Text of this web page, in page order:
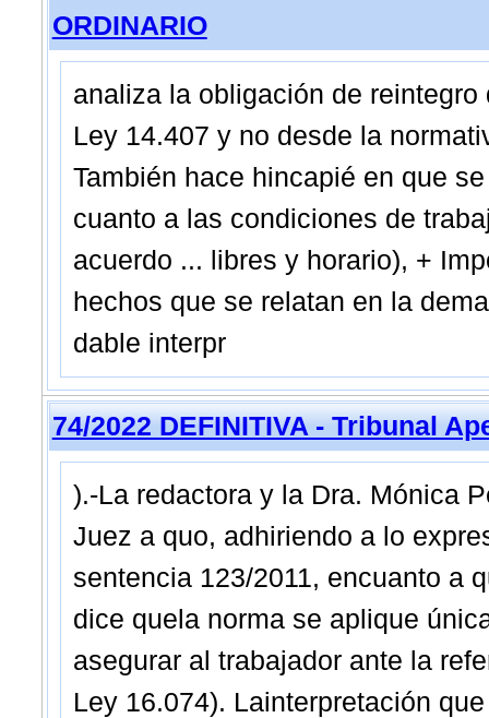
ORDINARIO
analiza la obligación de
Ley 14.407 y no desde la
También hace hincapié en que
cuanto a las condiciones de
acuerdo ... libres y horario), +
hechos que se relatan en la
dable interpr
74/2022 DEFINITIVA - Tribunal
).-La redactora y la Dra. Mónica
Juez a quo, adhiriendo a lo
sentencia 123/2011, encuanto a
dice quela norma se aplique
asegurar al trabajador ante la
Ley 16.074). Lainterpretación